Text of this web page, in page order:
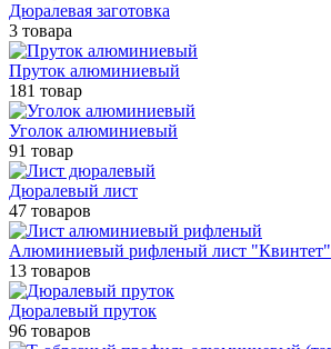
Дюралевая заготовка
3 товара
Пруток алюминиевый
181 товар
Уголок алюминиевый
91 товар
Дюралевый лист
47 товаров
Алюминиевый рифленый лист "Квинтет"
13 товаров
Дюралевый пруток
96 товаров